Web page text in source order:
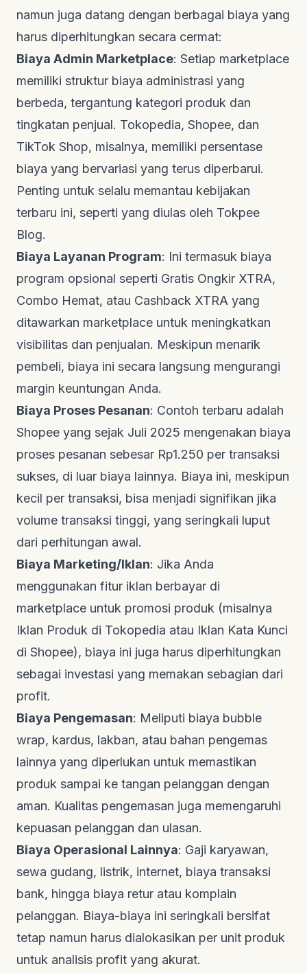
namun juga datang dengan berbagai biaya yang
harus diperhitungkan secara cermat:
Biaya Admin Marketplace: Setiap marketplace
memiliki struktur biaya administrasi yang
berbeda, tergantung kategori produk dan
tingkatan penjual. Tokopedia, Shopee, dan
TikTok Shop, misalnya, memiliki persentase
biaya yang bervariasi yang terus diperbarui.
Penting untuk selalu memantau kebijakan
terbaru ini, seperti yang diulas oleh Tokpee
Blog.
Biaya Layanan Program: Ini termasuk biaya
program opsional seperti Gratis Ongkir XTRA,
Combo Hemat, atau Cashback XTRA yang
ditawarkan marketplace untuk meningkatkan
visibilitas dan penjualan. Meskipun menarik
pembeli, biaya ini secara langsung mengurangi
margin keuntungan Anda.
Biaya Proses Pesanan: Contoh terbaru adalah
Shopee yang sejak Juli 2025 mengenakan biaya
proses pesanan sebesar Rp1.250 per transaksi
sukses, di luar biaya lainnya. Biaya ini, meskipun
kecil per transaksi, bisa menjadi signifikan jika
volume transaksi tinggi, yang seringkali luput
dari perhitungan awal.
Biaya Marketing/Iklan: Jika Anda
menggunakan fitur iklan berbayar di
marketplace untuk promosi produk (misalnya
Iklan Produk di Tokopedia atau Iklan Kata Kunci
di Shopee), biaya ini juga harus diperhitungkan
sebagai investasi yang memakan sebagian dari
profit.
Biaya Pengemasan: Meliputi biaya bubble
wrap, kardus, lakban, atau bahan pengemas
lainnya yang diperlukan untuk memastikan
produk sampai ke tangan pelanggan dengan
aman. Kualitas pengemasan juga memengaruhi
kepuasan pelanggan dan ulasan.
Biaya Operasional Lainnya: Gaji karyawan,
sewa gudang, listrik, internet, biaya transaksi
bank, hingga biaya retur atau komplain
pelanggan. Biaya-biaya ini seringkali bersifat
tetap namun harus dialokasikan per unit produk
untuk analisis profit yang akurat.